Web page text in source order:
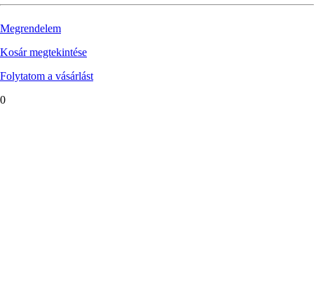
Megrendelem
Kosár megtekintése
Folytatom a vásárlást
0